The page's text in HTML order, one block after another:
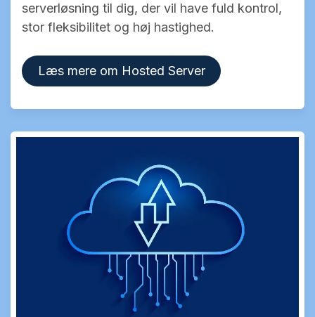
serverløsning til dig, der vil have fuld kontrol,
stor fleksibilitet og høj hastighed.
Læs mere om Hosted Server